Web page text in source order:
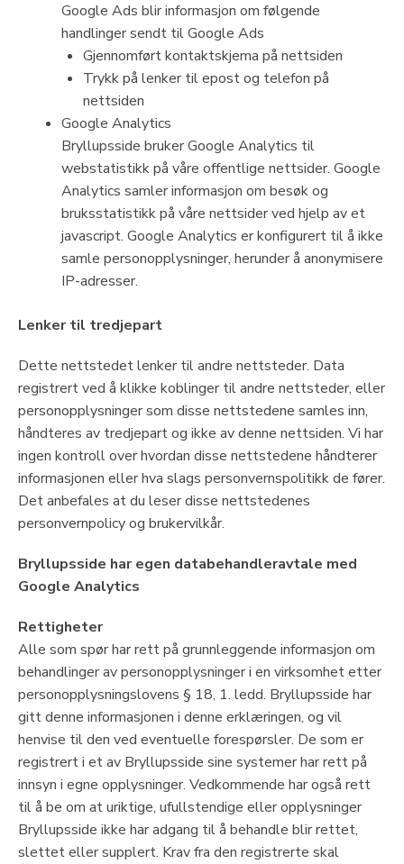
Google Ads blir informasjon om følgende
handlinger sendt til Google Ads
Gjennomført kontaktskjema på nettsiden
Trykk på lenker til epost og telefon på
nettsiden
Google Analytics
Bryllupsside bruker Google Analytics til
webstatistikk på våre offentlige nettsider. Google
Analytics samler informasjon om besøk og
bruksstatistikk på våre nettsider ved hjelp av et
javascript. Google Analytics er konfigurert til å ikke
samle personopplysninger, herunder å anonymisere
IP-adresser.
Lenker til tredjepart
Dette nettstedet lenker til andre nettsteder. Data
registrert ved å klikke koblinger til andre nettsteder, eller
personopplysninger som disse nettstedene samles inn,
håndteres av tredjepart og ikke av denne nettsiden. Vi har
ingen kontroll over hvordan disse nettstedene håndterer
informasjonen eller hva slags personvernspolitikk de fører.
Det anbefales at du leser disse nettstedenes
personvernpolicy og brukervilkår.
Bryllupsside har egen databehandleravtale med
Google Analytics
Rettigheter
Alle som spør har rett på grunnleggende informasjon om
behandlinger av personopplysninger i en virksomhet etter
personopplysningslovens § 18, 1. ledd. Bryllupsside har
gitt denne informasjonen i denne erklæringen, og vil
henvise til den ved eventuelle forespørsler. De som er
registrert i et av Bryllupsside sine systemer har rett på
innsyn i egne opplysninger. Vedkommende har også rett
til å be om at uriktige, ufullstendige eller opplysninger
Bryllupsside ikke har adgang til å behandle blir rettet,
slettet eller supplert. Krav fra den registrerte skal